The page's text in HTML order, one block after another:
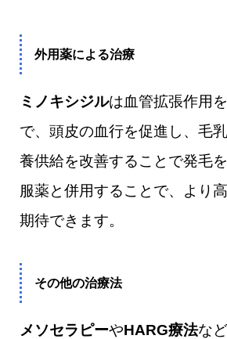
外用薬による治療
ミノキシジルは血管拡張作用
で、頭皮の血行を促進し、毛
養供給を改善することで発毛
服薬と併用することで、より
期待できます。
その他の治療法
メソセラピーやHARG療法な